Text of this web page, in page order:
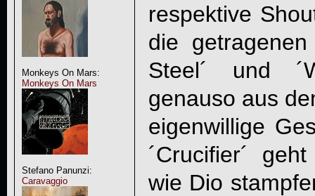
Monkeys On Mars:
Monkeys On Mars
Stefano Panunzi:
Caravaggio
respektive
die
Steel´ und
genauso aus
eigenwillige
´Crucifier´
wie Dio